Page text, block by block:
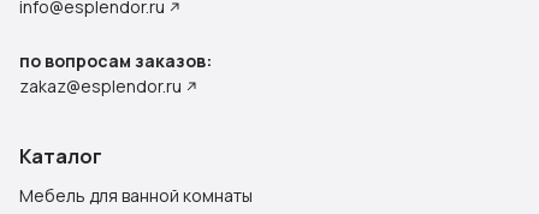
info@esplendor.ru
по вопросам заказов:
zakaz@esplendor.ru
Каталог
Мебель для ванной комнаты